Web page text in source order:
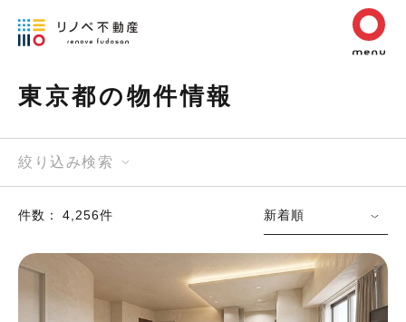
東京都の物件情報
絞り込み検索
件数： 4,256件 新着順